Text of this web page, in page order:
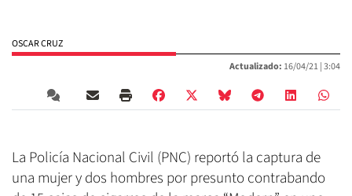
OSCAR CRUZ
Actualizado: 16/04/21 |3:04
La Policía Nacional Civil (PNC) reportó la captura de
una mujer y dos hombres por presunto contrabando